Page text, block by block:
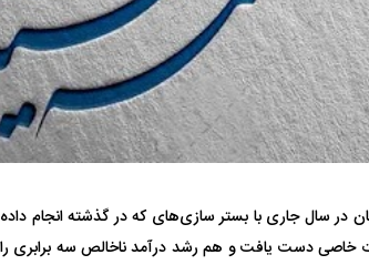
در سال جاری با بستر سازی‌های که در گذشته انجام
دست یافت و هم رشد درآمد ناخالص سه برابری
چیست؟